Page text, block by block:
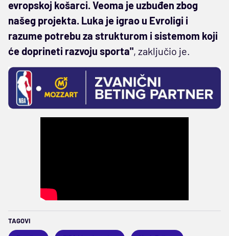
evropskoj košarci. Veoma je uzbuđen zbog
našeg projekta. Luka je igrao u Evroligi i
razume potrebu za strukturom i sistemom koji
će doprineti razvoju sporta", zaključio je.
TAGOVI